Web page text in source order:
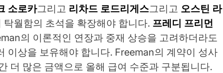
소로카그리고 리차드 로드리게스그리고 오스틴 라
탁월함의 초석을 확장해야 합니다. 프레디 프리먼
의 이론적인 연장과 중재 상승을 고려하더라도
이상을 보유해야 합니다. Freeman의 계약이 성사
더 많은 금액으로 올해 급여 수준과 구분됩니다.